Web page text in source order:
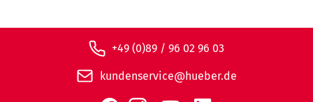
+49 (0)89 / 96 02 96 03
kundenservice@hueber.de